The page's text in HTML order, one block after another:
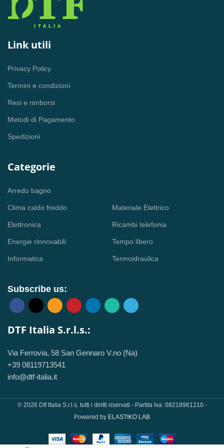
Link utili
Privacy Policy
Termini e condizioni
Resi e rimborsi
Metodi di Pagamento
Spedizioni
Categorie
Arredo bagno
Clima caldo freddo
Elettronica
Energie rinnovabili
Informatica
Materiale Elettrico
Ricambi telefonia
Tempo libero
Termoidraulica
Subscribe us:
DTF Italia S.r.l.s.:
Via Ferrovia, 58 San Gennaro V.no (Na)
+39 08119713541
info@dtf-italia.it
© 2026 Dtf Italia S.r.l.s. tutti i diritti riservati - Partita Iva: 08218961210 -
Powered by ELASTIKO LAB